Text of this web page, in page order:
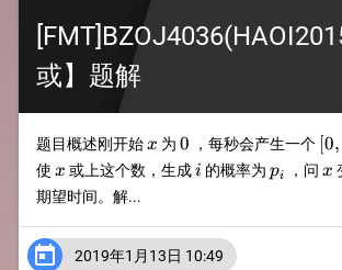
或】题解
题目概述刚开始x
x 为 0
0 ，每秒会产生一个 0,
使 x
x 或上这个数，生成i
i 的概率为 p_i
pi ，问 x
x
期望时间。解...
 2019年1月13日 10:49